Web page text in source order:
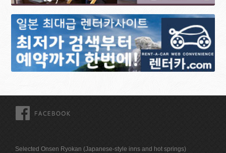
Selected Onsen Ryokan (Japanese-style inns and hot springs)